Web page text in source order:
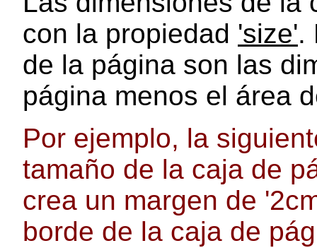
con la propiedad 'size'.
de la página son las
página menos el área
Por ejemplo, la
tamaño de la caja de
crea un margen de
borde de la caja de